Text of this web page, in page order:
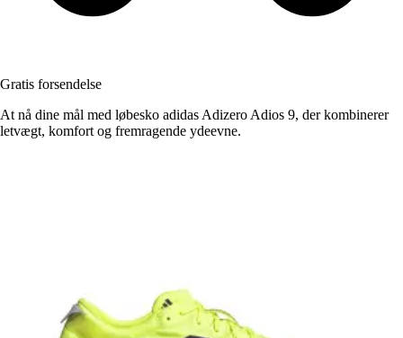
Gratis forsendelse
At nå dine mål med løbesko adidas Adizero Adios 9, der kombinerer
letvægt, komfort og fremragende ydeevne.